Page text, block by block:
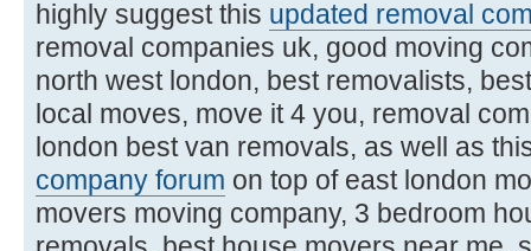
highly suggest this updated removal
removal companies uk, good moving
north west london, best removalists,
local moves, move it 4 you, removal
london best van removals, as well as
company forum on top of east london
movers moving company, 3 bedroom